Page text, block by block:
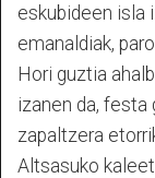
eskubideen isla
emanaldiak,
Hori guztia
izanen da, festa
zapaltzera
Altsasuko